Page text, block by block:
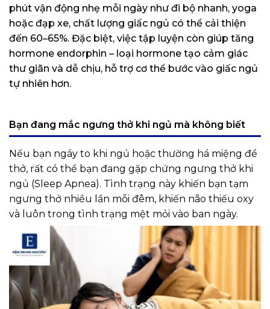
phút vận động nhẹ mỗi ngày như đi bộ nhanh, yoga
hoặc đạp xe, chất lượng giấc ngủ có thể cải thiện
đến 60–65%. Đặc biệt, việc tập luyện còn giúp tăng
hormone endorphin – loại hormone tạo cảm giác
thư giãn và dễ chịu, hỗ trợ cơ thể bước vào giấc ngủ
tự nhiên hơn.
Bạn đang mắc ngưng thở khi ngủ mà không biết
Nếu bạn ngáy to khi ngủ hoặc thường há miệng để
thở, rất có thể bạn đang gặp chứng ngưng thở khi
ngủ (Sleep Apnea). Tình trạng này khiến bạn tạm
ngưng thở nhiều lần mỗi đêm, khiến não thiếu oxy
và luôn trong tình trạng mệt mỏi vào ban ngày.